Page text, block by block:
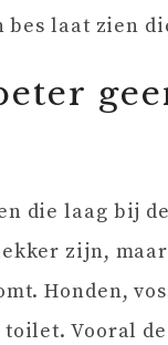
laat zien
die laag bij
zijn,
Honden,
Vooral